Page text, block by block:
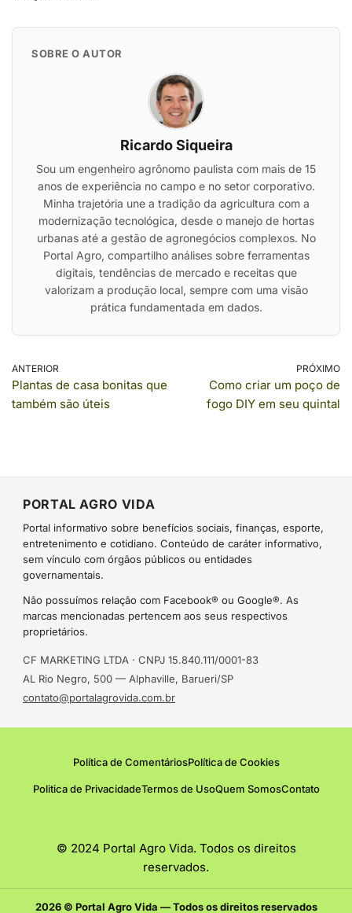
SOBRE O AUTOR
Ricardo Siqueira
Sou um engenheiro agrônomo paulista com mais de 15
anos de experiência no campo e no setor corporativo.
Minha trajetória une a tradição da agricultura com a
modernização tecnológica, desde o manejo de hortas
urbanas até a gestão de agronegócios complexos. No
Portal Agro, compartilho análises sobre ferramentas
digitais, tendências de mercado e receitas que
valorizam a produção local, sempre com uma visão
prática fundamentada em dados.
ANTERIOR
Plantas de casa bonitas que
também são úteis
PRÓXIMO
Como criar um poço de
fogo DIY em seu quintal
PORTAL AGRO VIDA
Portal informativo sobre benefícios sociais, finanças, esporte,
entretenimento e cotidiano. Conteúdo de caráter informativo,
sem vínculo com órgãos públicos ou entidades
governamentais.
Não possuímos relação com Facebook® ou Google®. As
marcas mencionadas pertencem aos seus respectivos
proprietários.
CF MARKETING LTDA · CNPJ 15.840.111/0001-83
AL Rio Negro, 500 — Alphaville, Barueri/SP
contato@portalagrovida.com.br
Política de ComentáriosPolítica de Cookies
Politica de PrivacidadeTermos de UsoQuem SomosContato
© 2024 Portal Agro Vida. Todos os direitos
reservados.
2026 © Portal Agro Vida — Todos os direitos reservados